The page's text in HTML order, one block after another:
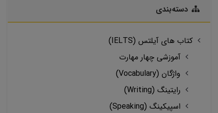
دسته‌بندی
کتاب های آیلتس (IELTS)
آموزشی چهار مهارت
واژگان (Vocabulary)
رایتینگ (Writing)
اسپیکینگ (Speaking)